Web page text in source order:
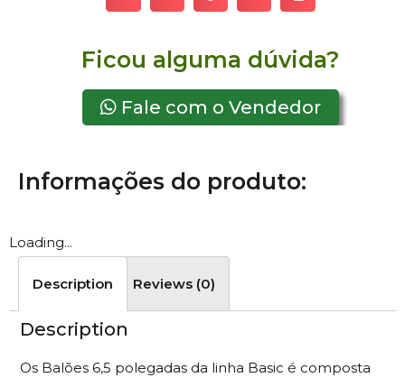
Ficou alguma dúvida?
Fale com o Vendedor
Informações do produto:
Loading...
Description Reviews (0)
Description
Os Balões 6,5 polegadas da linha Basic é composta